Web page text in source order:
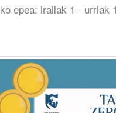
epea: irailak 1 - urriak